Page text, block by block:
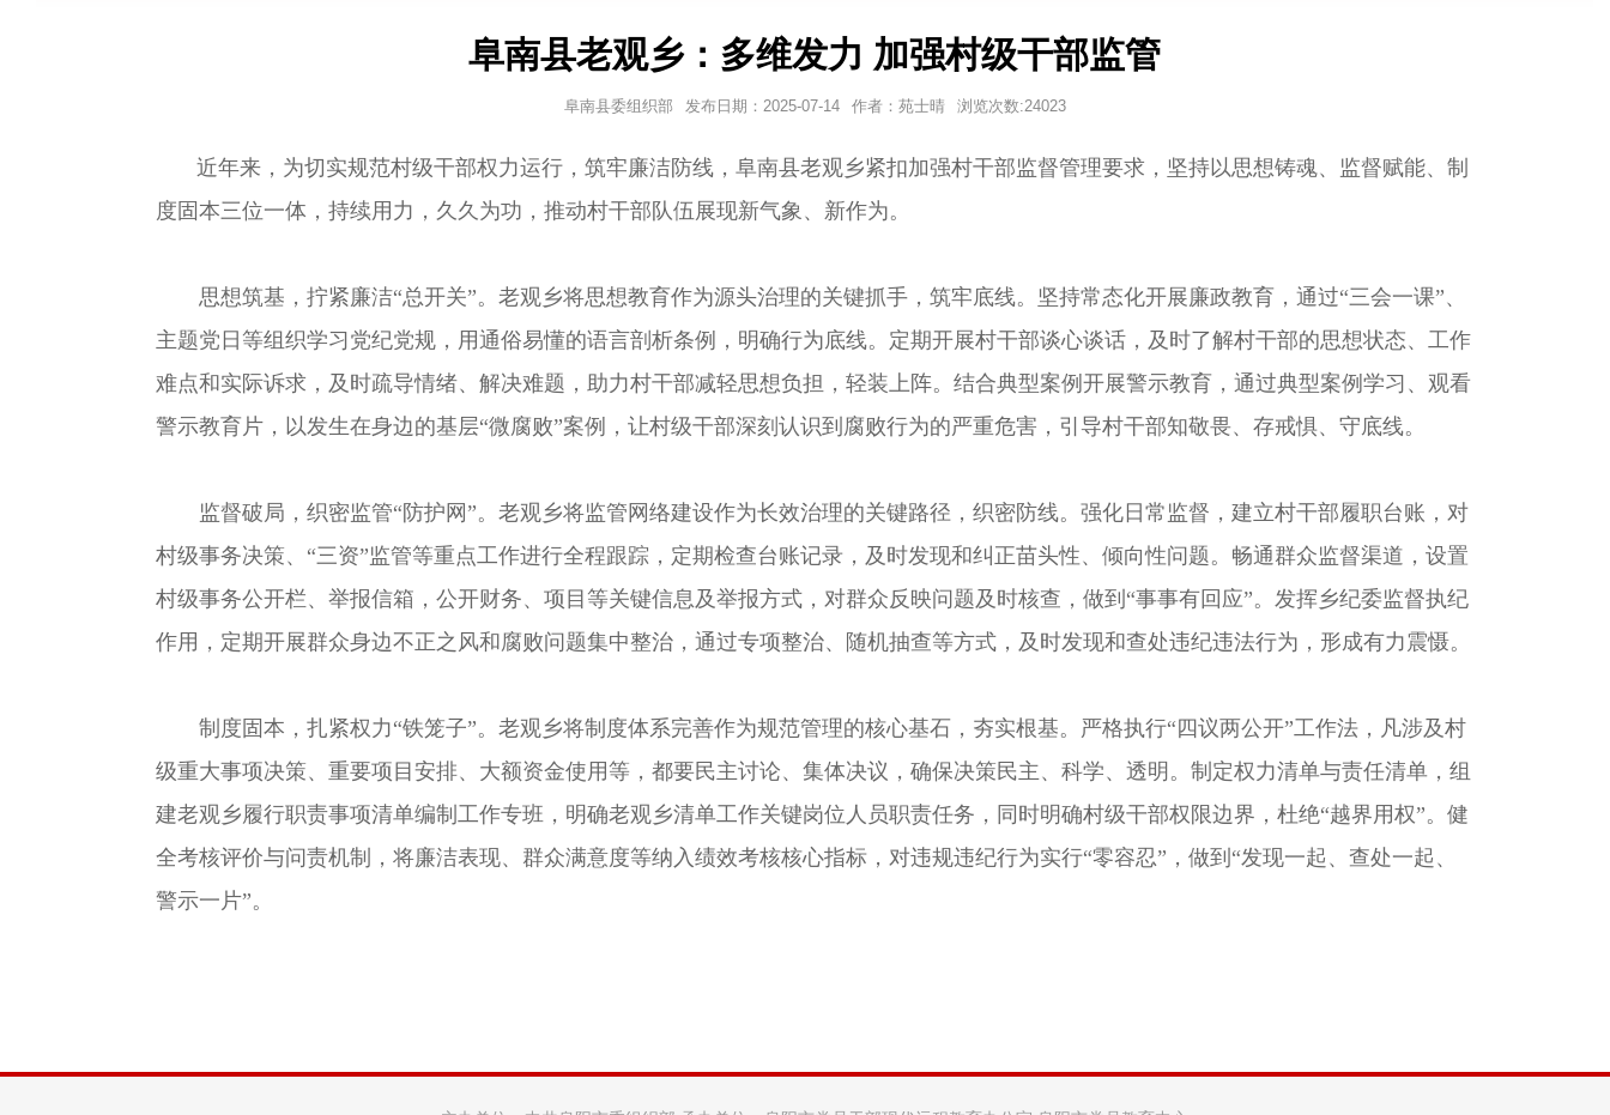
阜南县老观乡：多维发力 加强村级干部监管
阜南县委组织部 发布日期： 2025-07-14 作者： 苑士晴 浏览次数:24023
近年来，为切实规范村级干部权力运行，筑牢廉洁防线，阜南县老观乡紧扣加强村干部监督管理要求，坚持以思想铸魂、监督赋能、制
度固本三位一体，持续用力，久久为功，推动村干部队伍展现新气象、新作为。
思想筑基，拧紧廉洁“总开关”。 老观乡将思想教育作为源头治理的关键抓手，筑牢底线。坚持常态化开展廉政教育，通过“三会一课”、
主题党日等组织学习党纪党规，用通俗易懂的语言剖析条例，明确行为底线。定期开展村干部谈心谈话，及时了解村干部的思想状态、工作
难点和实际诉求，及时疏导情绪、解决难题，助力村干部减轻思想负担，轻装上阵。结合典型案例开展警示教育，通过典型案例学习、观看
警示教育片，以发生在身边的基层“微腐败”案例，让村级干部深刻认识到腐败行为的严重危害，引导村干部知敬畏、存戒惧、守底线。
监督破局，织密监管“防护网”。 老观乡将监管网络建设作为长效治理的关键路径，织密防线。强化日常监督，建立村干部履职台账，对
村级事务决策、“三资”监管等重点工作进行全程跟踪，定期检查台账记录，及时发现和纠正苗头性、倾向性问题。畅通群众监督渠道，设置
村级事务公开栏、举报信箱，公开财务、项目等关键信息及举报方式，对群众反映问题及时核查，做到“事事有回应”。发挥乡纪委监督执纪
作用，定期开展群众身边不正之风和腐败问题集中整治，通过专项整治、随机抽查等方式，及时发现和查处违纪违法行为，形成有力震慑。
制度固本，扎紧权力“铁笼子”。 老观乡将制度体系完善作为规范管理的核心基石，夯实根基。严格执行“四议两公开”工作法，凡涉及村
级重大事项决策、重要项目安排、大额资金使用等，都要民主讨论、集体决议，确保决策民主、科学、透明。制定权力清单与责任清单，组
建老观乡履行职责事项清单编制工作专班，明确老观乡清单工作关键岗位人员职责任务，同时明确村级干部权限边界，杜绝“越界用权”。健
全考核评价与问责机制，将廉洁表现、群众满意度等纳入绩效考核核心指标，对违规违纪行为实行“零容忍”，做到“发现一起、查处一起、
警示一片”。